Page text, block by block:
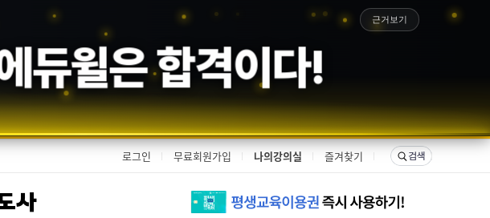
듀윌은 합격이다!
근거보기
로그인 무료회원가입 나의강의실 즐겨찾기
사